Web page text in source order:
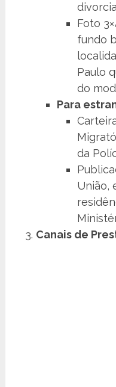
Foto
fundo
Paulo
do
Para
da
União,
Canais de